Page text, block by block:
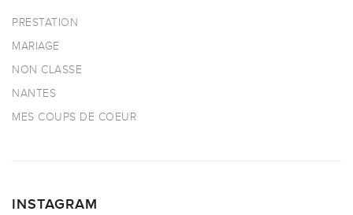
PRESTATION
MARIAGE
NON CLASSE
NANTES
MES COUPS DE COEUR
INSTAGRAM